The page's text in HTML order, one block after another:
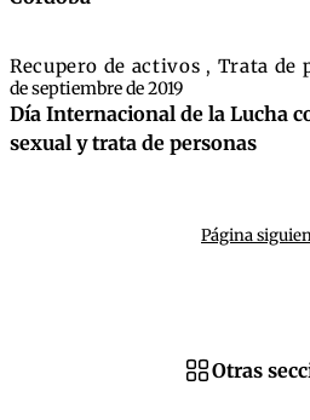
Recupero de activos , Trata de
de septiembre de 2019
Día Internacional de la Lucha
sexual y trata de personas
Página
Otras